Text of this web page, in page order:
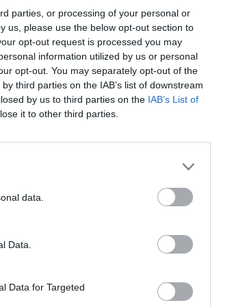
parties, or processing of your personal or
us, please use the below opt-out section to
opt-out request is processed you may
information utilized by us or personal
opt-out. You may separately opt-out of the
third parties on the IAB’s list of downstream
by us to third parties on the IAB’s List of
it to other third parties.
data.
Data.
Data for Targeted
facility. Por detrás figuran las
420 millones de dólares
. Las Liberty, sin embargo, se han
millones de euros)con la última
. Sportico valora el equipo en
euros), pero con la entrada en su
2024, hasta alcanzar 335
fueron de 242,6 millones de
de 20,22 millones de dólares
es que apenas reparte 2,5 millones
debido a que el 60% del capital
de la NBA y el grupo de inversores